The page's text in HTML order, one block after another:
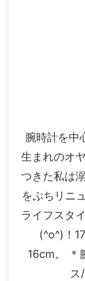
腕時計を中
生まれのオ
つきた私は
をぷちリニ
ライフスタ
(^o^)！
16cm。 ＊
ス